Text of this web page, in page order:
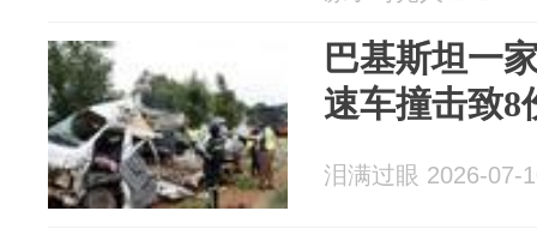
巴基斯坦一
速车撞击致8
泪满过眼 2026-07-